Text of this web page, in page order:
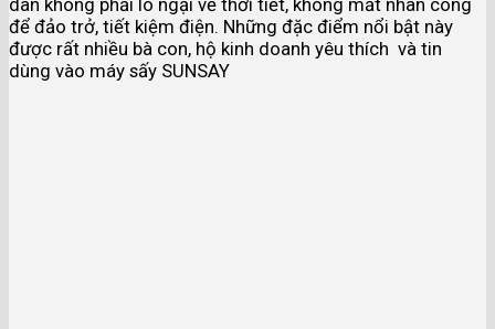
dân không phải lo ngại về thời tiết, không mất nhân công
để đảo trở, tiết kiệm điện. Những đặc điểm nổi bật này
được rất nhiều bà con, hộ kinh doanh yêu thích và tin
dùng vào máy sấy SUNSAY